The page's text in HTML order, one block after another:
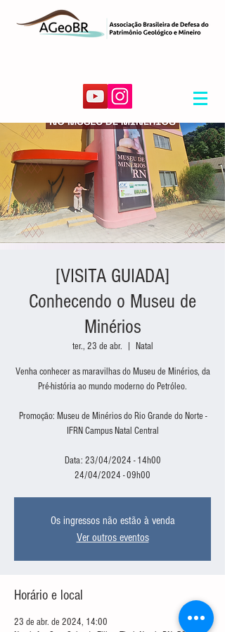
[VISITA GUIADA]
Conhecendo o Museu de
Minérios
ter., 23 de abr. Natal
Venha conhecer as maravilhas do Museu de Minérios, da
Pré-história ao mundo moderno do Petróleo.
Promoção: Museu de Minérios do Rio Grande do Norte -
IFRN Campus Natal Central
Data: 23/04/2024 - 14h00
24/04/2024 - 09h00
Os ingressos não estão à venda
Ver outros eventos
Horário e local
23 de abr. de 2024, 14:00